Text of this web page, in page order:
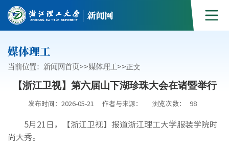
媒体理工
当前位置： 新闻网首页>>媒体理工>>正文
【浙江卫视】第六届山下湖珍珠大会在诸暨举行
发布时间：2026-05-21 作者与来源： 浏览次数： 98
5月21日，【浙江卫视】报道浙江理工大学服装学院时
尚大秀。